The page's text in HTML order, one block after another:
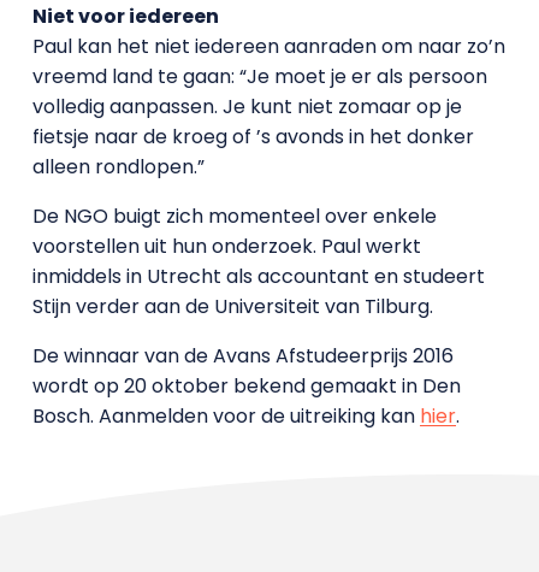
Niet voor iedereen
Paul kan het niet iedereen aanraden om naar zo’n
vreemd land te gaan: “Je moet je er als persoon
volledig aanpassen. Je kunt niet zomaar op je
fietsje naar de kroeg of ’s avonds in het donker
alleen rondlopen.”
De NGO buigt zich momenteel over enkele
voorstellen uit hun onderzoek. Paul werkt
inmiddels in Utrecht als accountant en studeert
Stijn verder aan de Universiteit van Tilburg.
De winnaar van de Avans Afstudeerprijs 2016
wordt op 20 oktober bekend gemaakt in Den
Bosch. Aanmelden voor de uitreiking kan hier.